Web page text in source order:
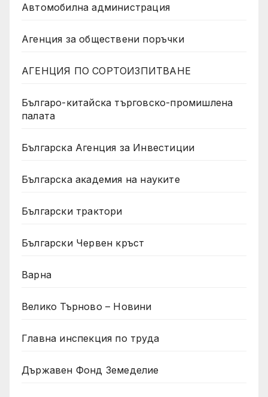
Автомобилна администрация
Агенция за обществени поръчки
АГЕНЦИЯ ПО СОРТОИЗПИТВАНЕ
Българо-китайска търговско-промишлена
палата
Българска Агенция за Инвестиции
Българска академия на науките
Български трактори
Български Червен кръст
Варна
Велико Търново – Новини
Главна инспекция по труда
Държавен Фонд Земеделие